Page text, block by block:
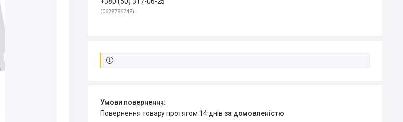
0678786748
повернення товару протягом 14 днів за домовленістю